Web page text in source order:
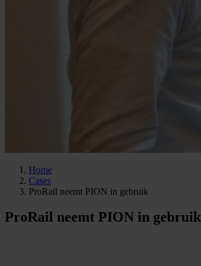
Home
Cases
ProRail neemt PION in gebruik
ProRail neemt PION in gebruik